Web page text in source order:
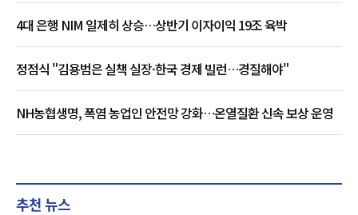
4대 은행 NIM 일제히 상승…상반기 이자이익 19조 육박
정점식 "김용범은 실책 실장·한국 경제 빌런…경질해야"
NH농협생명, 폭염 농업인 안전망 강화…온열질환 신속 보상 운영
추천 뉴스